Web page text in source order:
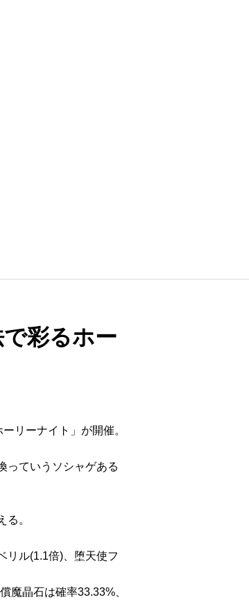
彩るホー
リーナイト」が開催。
っていうソシャゲある
る。
リル(1.1倍)、堕天使フ
魔晶石は確率33.33%、